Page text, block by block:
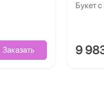
Заказать
Букет
9